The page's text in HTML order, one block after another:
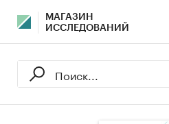
МАГАЗИН
ИССЛЕДОВАНИЙ